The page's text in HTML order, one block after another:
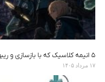
۵ انیمه کلاسیک که با بازسازی‌ و ریبوت بازمی‌گردند
۱۷ مرداد ۱۴۰۵